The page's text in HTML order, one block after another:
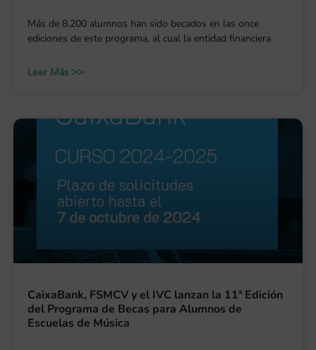
Más de 8.200 alumnos han sido becados en las once
ediciones de este programa, al cual la entidad financiera
Leer Más >>
CaixaBank, FSMCV y el IVC lanzan la 11ª Edición
del Programa de Becas para Alumnos de
Escuelas de Música